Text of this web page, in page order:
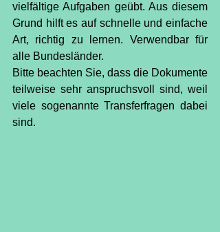
vielfältige Aufgaben geübt. Aus diesem
Grund hilft es auf schnelle und einfache
Art, richtig zu lernen. Verwendbar für
alle Bundesländer.
Bitte beachten Sie, dass die Dokumente
teilweise sehr anspruchsvoll sind, weil
viele sogenannte Transferfragen dabei
sind.